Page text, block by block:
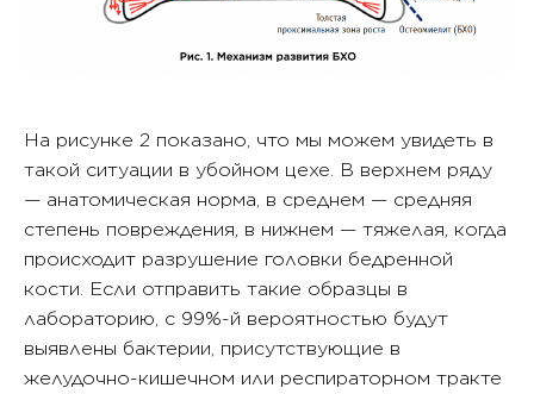
На рисунке 2 показано, что мы можем увидеть в
такой ситуации в убойном цехе. В верхнем ряду
— анатомическая норма, в среднем — средняя
степень повреждения, в нижнем — тяжелая, когда
происходит разрушение головки бедренной
кости. Если отправить такие образцы в
лабораторию, с 99%-й вероятностью будут
выявлены бактерии, присутствующие в
желудочно-кишечном или респираторном тракте